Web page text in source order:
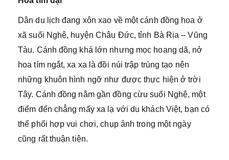
Dân du lịch đang xôn xao về một cánh đồng hoa ở
xã suối Nghệ, huyện Châu Đức, tỉnh Bà Rịa – Vũng
Tàu. Cánh đồng khá lớn nhưng mọc hoang dã, nở
hoa tím ngắt, xa xa là đồi núi trập trùng tạo nên
những khuôn hình ngỡ như được thực hiện ở trời
Tây. Cánh đồng nằm gần đồng cừu suối Nghệ, một
điểm đến chẳng mấy xa lạ với du khách Việt, bạn có
thể phối hợp vui chơi, chụp ảnh trong một ngày
cũng rất thuận tiện.